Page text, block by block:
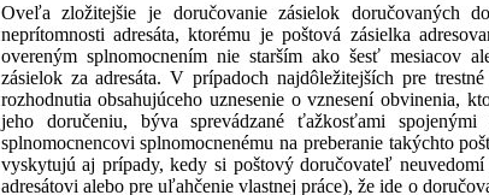
Oveľa zložitejšie je doručovanie zásielok doručovaných
neprítomnosti adresáta, ktorému je poštová zásielka
overeným splnomocnením nie starším ako šesť mesiacov
zásielok za adresáta. V prípadoch najdôležitejších pre
rozhodnutia obsahujúceho uznesenie o vznesení obvinenia,
jeho doručeniu, býva sprevádzané ťažkosťami
splnomocnencovi splnomocnenému na preberanie takýchto
vyskytujú aj prípady, kedy si poštový doručovateľ
adresátovi alebo pre uľahčenie vlastnej práce), že ide o